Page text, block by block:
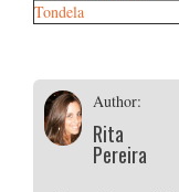
Tondela
Author:
Rita
Pereira